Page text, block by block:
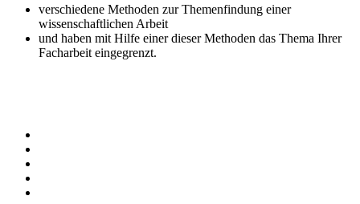
verschiedene Methoden zur Themenfindung einer
wissenschaftlichen Arbeit
und haben mit Hilfe einer dieser Methoden das Thema Ihrer
Facharbeit eingegrenzt.